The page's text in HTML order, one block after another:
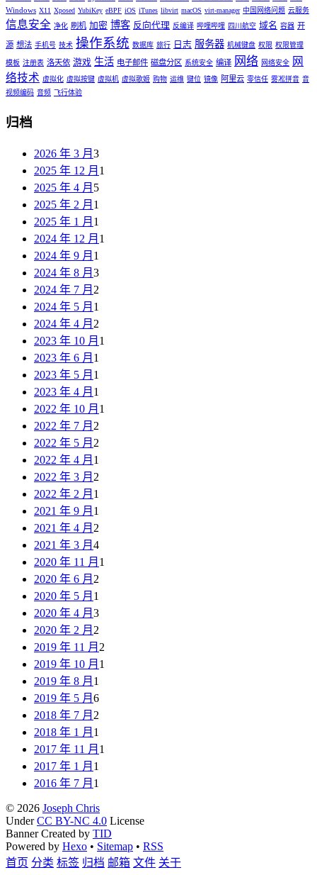
Windows X11 Xposed YubiKey eBPF iOS iTunes libvirt macOS virt-manager 中国网络问题 云服务
信息安全 净化 刷机 加密 博客 反向代理 反编译 哔哩哔哩 四川航空 域名 容器 开
源 想法 手机号 技术 操作系统 数据库 旅行 日志 服务器 机械键盘 权限 权限管理
模板 注册表 洛天依 游戏 生活 电子邮件 磁盘分区 系统安全 编译 网络 网络安全
网
络技术 虚拟化 虚拟按键 虚拟机 虚拟歌姬 购物 运维 键位 镜像 阿里云 零信任 雾凇拼音 音
视频编码 音频 飞行体验
归档
2026 年 3 月 3
2025 年 12 月 1
2025 年 4 月 5
2025 年 2 月 1
2025 年 1 月 1
2024 年 12 月 1
2024 年 9 月 1
2024 年 8 月 3
2024 年 7 月 2
2024 年 5 月 1
2024 年 4 月 2
2023 年 10 月 1
2023 年 6 月 1
2023 年 5 月 1
2023 年 4 月 1
2022 年 10 月 1
2022 年 7 月 2
2022 年 5 月 2
2022 年 4 月 1
2022 年 3 月 2
2022 年 2 月 1
2021 年 9 月 1
2021 年 4 月 2
2021 年 3 月 4
2020 年 11 月 1
2020 年 6 月 2
2020 年 5 月 1
2020 年 4 月 3
2020 年 2 月 2
2019 年 11 月 2
2019 年 10 月 1
2019 年 8 月 1
2019 年 5 月 6
2018 年 7 月 2
2018 年 1 月 1
2017 年 11 月 1
2017 年 1 月 1
2016 年 7 月 1
© 2026 Joseph Chris
UnderCC BY-NC 4.0 License
Banner Created by TID
Powered by Hexo • Sitemap • RSS
首页 分类 标签 归档 邮箱 文件 关于